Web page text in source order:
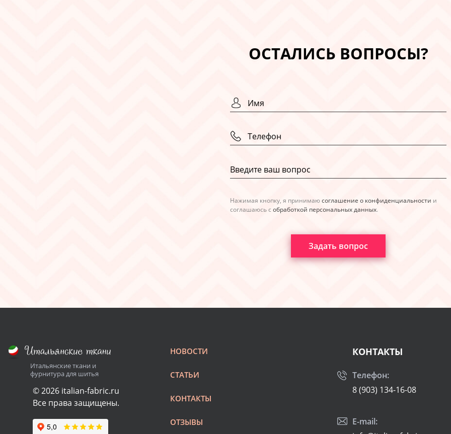
ОСТАЛИСЬ ВОПРОСЫ?
Нажимая кнопку, я принимаюсоглашение о конфиденциальности и
соглашаюсь с обработкой персональных данных.
Задать вопрос
Итальянские ткани и
фурнитура для шитья
© 2026 italian-fabric.ru
Все права защищены.
НОВОСТИ
СТАТЬИ
КОНТАКТЫ
ОТЗЫВЫ
КОНТАКТЫ
Телефон:
8 (903) 134-16-08
E-mail: